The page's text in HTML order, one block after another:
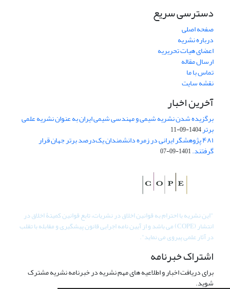
دسترسی سریع
صفحه اصلی
درباره نشریه
اعضای هیات تحریریه
ارسال مقاله
تماس با ما
نقشه سایت
آخرین اخبار
برگزیده شدن نشریه شیمی و مهندسی شیمی ایران به عنوان نشریه علمی
برتر1404-09-11
۴۸۱ پژوهشگر ایرانی در زمره دانشمندان یک‌درصد برتر جهان قرار
گرفتند.1401-09-07
"این نشریه با احترام به قوانین اخلاق در نشریات، تابع قوانین کمیتۀ اخلاق در
انتشار (COPE) می باشد و از آیین نامه اجرایی قانون پیشگیری و مقابله با تقلب
در آثار علمی پیروی می نماید".
اشتراک خبرنامه
برای دریافت اخبار و اطلاعیه های مهم نشریه در خبرنامه نشریه مشترک
شوید.